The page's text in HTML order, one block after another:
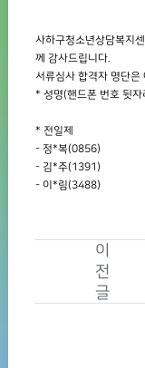
사하구청소년상담복지
께 감사드립니다.
서류심사 합격자 명단은
* 성명(핸드폰 번호 뒷
* 전일제
- 정*복(0856)
- 김*주(1391)
- 이*림(3488)
이
전
글